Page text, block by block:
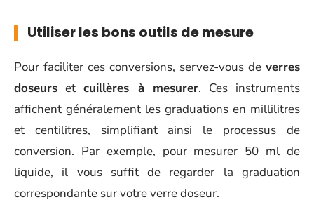
Utiliser les bons outils de mesure
Pour faciliter ces conversions, servez-vous de verres
doseurs etcuillères à mesurer. Ces instruments
affichent généralement les graduations en millilitres
et centilitres, simplifiant ainsi le processus de
conversion. Par exemple, pour mesurer 50 ml de
liquide, il vous suffit de regarder la graduation
correspondante sur votre verre doseur.